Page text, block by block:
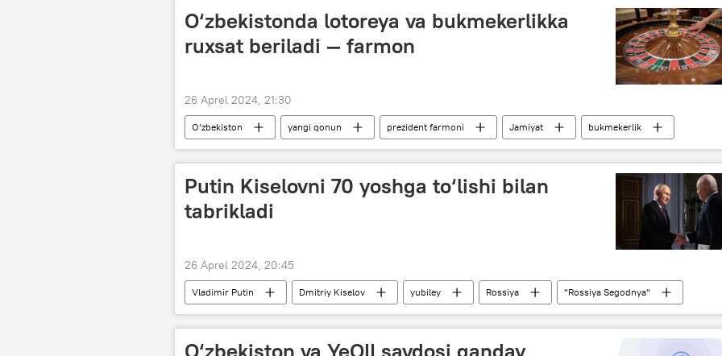
O‘zbekistonda lotoreya va bukmekerlikka
ruxsat beriladi — farmon
26 Aprel 2024, 21:30
O‘zbekiston yangi qonun prezident farmoni Jamiyat bukmekerlik
Putin Kiselovni 70 yoshga to‘lishi bilan
tabrikladi
26 Aprel 2024, 20:45
Vladimir Putin Dmitriy Kiselov yubiley Rossiya
"Rossiya Segodnya"
tabrik